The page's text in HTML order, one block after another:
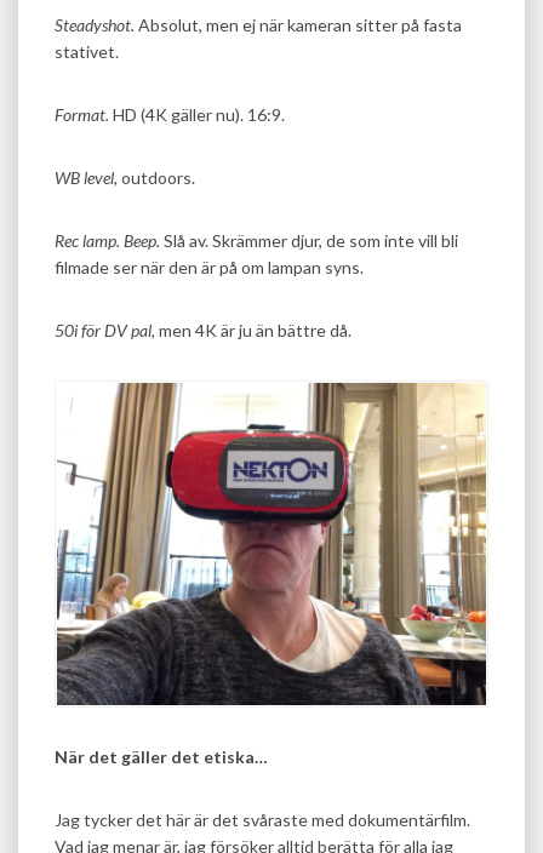
Steadyshot. Absolut, men ej när kameran sitter på fasta
stativet.
Format. HD (4K gäller nu). 16:9.
WB level, outdoors.
Rec lamp. Beep. Slå av. Skrämmer djur, de som inte vill bli
filmade ser när den är på om lampan syns.
50i för DV pal, men 4K är ju än bättre då.
När det gäller det etiska…
Jag tycker det här är det svåraste med dokumentärfilm.
Vad jag menar är, jag försöker alltid berätta för alla jag